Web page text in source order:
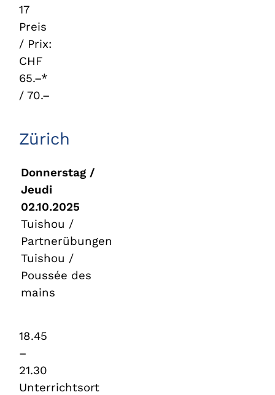
17
Preis
/ Prix:
CHF
65.–*
/ 70.–
Zürich
Donnerstag /
Jeudi
02.10.2025
Tuishou /
Partnerübungen
Tuishou /
Poussée des
mains
18.45
–
21.30
Unterrichtsort